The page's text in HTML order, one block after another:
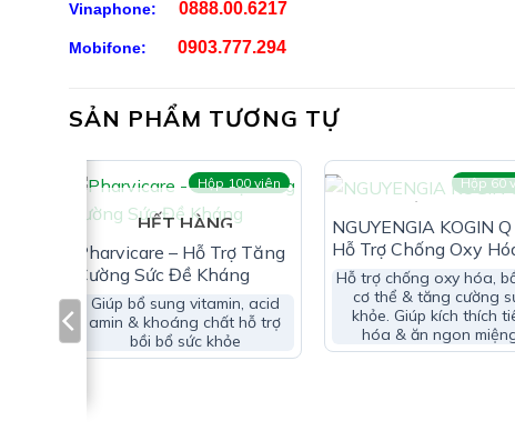
Hỗ trợ giảm mệt mỏi
Ai Nên Dùng Đông Trùng Hạ
Người sức khỏe kém, gầy yếu, mệt mỏi & suy nhược
Cách Dùng Đông Trùng Hạ Thảo
Vinaphone: 0888.00.6217
Mobifone: 0903.777.294
SẢN PHẨM TƯƠNG TỰ
Hộp 100 viên
HẾT HÀNG
Pharvicare – Hỗ Trợ Tăng
Cường Sức Đề Kháng
Giúp bổ sung vitamin, acid
amin & khoáng chất hỗ trợ
bồi bổ sức khỏe
Hộp 60
NGUYENGIA KOGIN Q
Hỗ Trợ Chống Oxy
Hỗ trợ chống oxy hóa,
cơ thể & tăng cường
khỏe. Giúp kích thích
hóa & ăn ngon